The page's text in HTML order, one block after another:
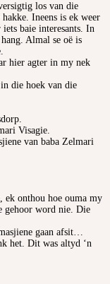
los van die
Ineens is ek weer
baie interesants. In
Almal se oë is
hier agter in my nek
die hoek van die
Visagie.
van baba Zelmari
ek onthou hoe ouma my
gehoor word nie. Die
gaan afsit…
het. Dit was altyd ‘n